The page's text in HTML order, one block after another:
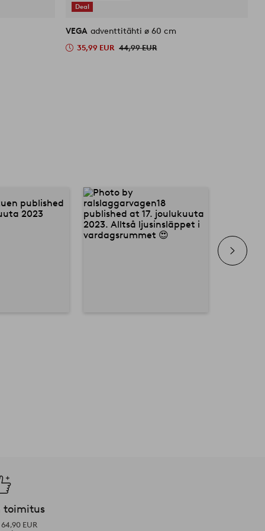
Deal
VEGA adventtitähti ø 60 cm
35,99 EUR 44,99 EUR
toimitus
EUR